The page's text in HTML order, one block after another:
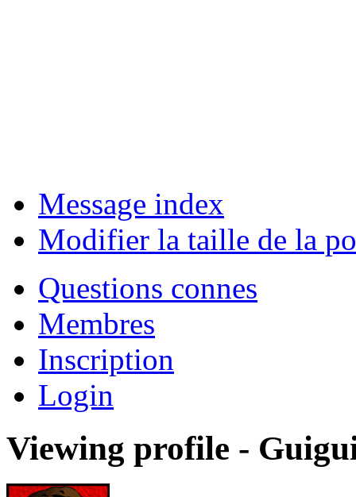
Message index
Modifier la taille de la
Questions connes
Membres
Inscription
Login
Viewing profile -